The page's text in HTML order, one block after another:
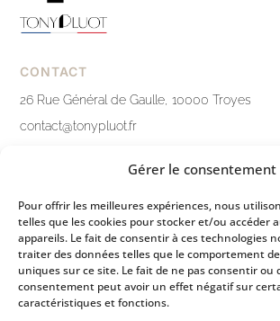
Gérer le consentement
Pour offrir les meilleures expériences, nous
telles que les cookies pour stocker et/ou accéder
appareils. Le fait de consentir à ces technologies
traiter des données telles que le comportement
uniques sur ce site. Le fait de ne pas consentir ou
consentement peut avoir un effet négatif sur
caractéristiques et fonctions.
CONTACT
26 Rue Général de Gaulle, 10000 Troyes
contact@tonypluot.fr
LIENS PRATIQUES
Mentions légales
Politique de confidentialité